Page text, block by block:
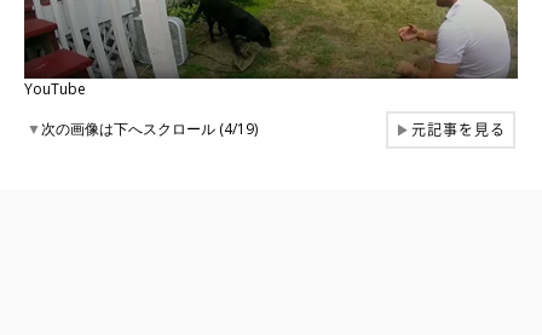
YouTube
▼次の画像は下へスクロール (4/19) ▶元記事を見る